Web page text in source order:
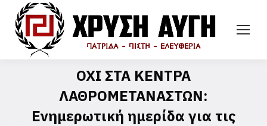
ΟΧΙ ΣΤΑ ΚΕΝΤΡΑ
ΛΑΘΡΟΜΕΤΑΝΑΣΤΩΝ:
Ενημερωτική ημερίδα για τις